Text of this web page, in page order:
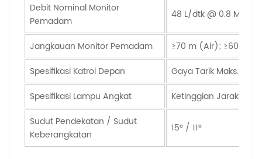
Debit Nominal Monitor
Pemadam
48 L/dtk @ 0.8 MPa
Jangkauan Monitor Pemadam
≥70 m (Air); ≥60 m
Spesifikasi Katrol Depan
Gaya Tarik Maks.: 75
Spesifikasi Lampu Angkat
Ketinggian Jarak
Sudut Pendekatan / Sudut
Keberangkatan
15° / 11°